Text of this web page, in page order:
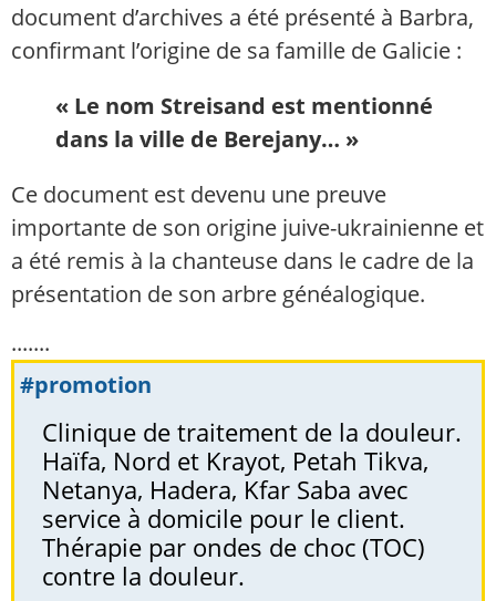
document d’archives a été présenté à Barbra,
confirmant l’origine de sa famille de Galicie :
« Le nom Streisand est mentionné
dans la ville de Berejany… »
Ce document est devenu une preuve
importante de son origine juive-ukrainienne et
a été remis à la chanteuse dans le cadre de la
présentation de son arbre généalogique.
.......
#promotion
Clinique de traitement de la douleur.
Haïfa, Nord et Krayot, Petah Tikva,
Netanya, Hadera, Kfar Saba avec
service à domicile pour le client.
Thérapie par ondes de choc (TOC)
contre la douleur.